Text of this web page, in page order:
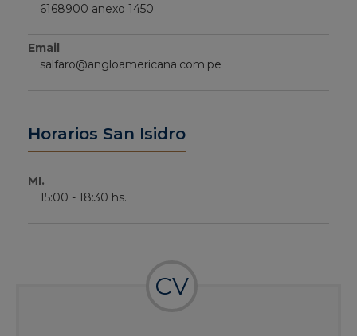
6168900 anexo 1450
Email
salfaro@angloamericana.com.pe
Horarios San Isidro
MI.
15:00 - 18:30 hs.
CV